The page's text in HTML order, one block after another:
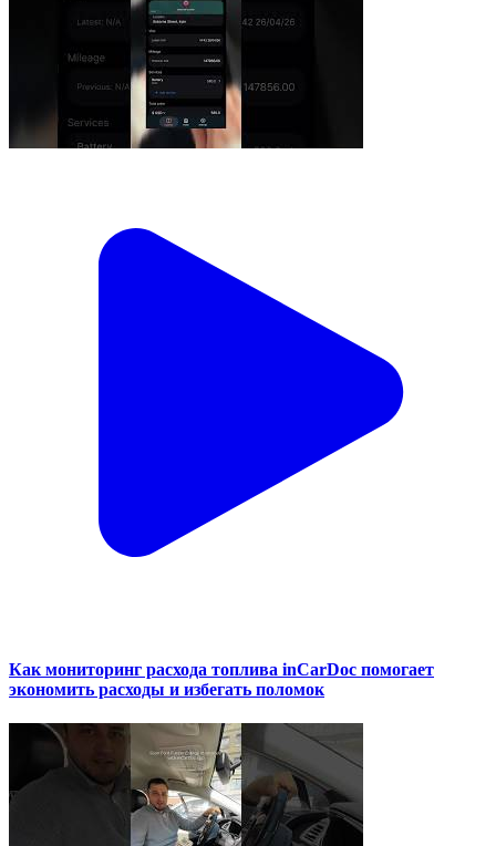
Как мониторинг расхода топлива inCarDoc помогает
экономить расходы и избегать поломок